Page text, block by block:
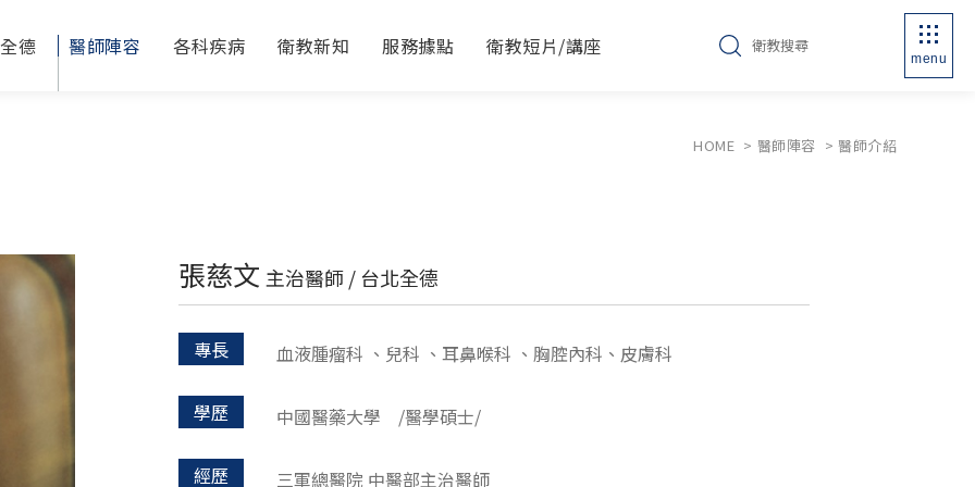
德 醫師陣容 各科疾病 衛教新知 服務據點 衛教短片/講座 menu
HOME 醫師陣容 醫師介紹
張慈文 主治醫師 / 台北全德
專長 血液腫瘤科 、兒科 、耳鼻喉科 、胸腔內科、皮膚科
學歷 中國醫藥大學 /醫學碩士/
經歷 三軍總醫院 中醫部主治醫師